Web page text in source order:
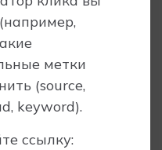
метки
(source,
keyword).
ссылку: